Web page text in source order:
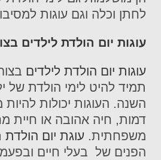
לחתן וכלה וגם עוגות
עוגות יום הולדת לילדים
עוגות יום הולדת לילדים
תמיד להיט לימי הולדת של
השנה. העוגות יכולות
דמות, חיה אהובה או חיית
משפחתית. עוגת יום הולדת
הפנים של בעלי חיים